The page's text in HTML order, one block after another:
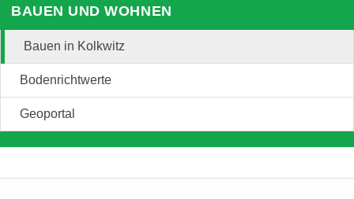
BAUEN UND WOHNEN
Bauen in Kolkwitz
Bodenrichtwerte
Geoportal